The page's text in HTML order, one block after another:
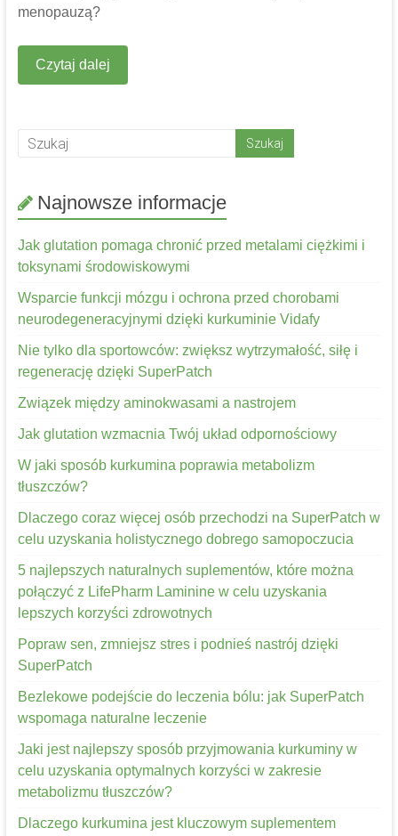
menopauzą?
Czytaj dalej
Najnowsze informacje
Jak glutation pomaga chronić przed metalami ciężkimi i
toksynami środowiskowymi
Wsparcie funkcji mózgu i ochrona przed chorobami
neurodegeneracyjnymi dzięki kurkuminie Vidafy
Nie tylko dla sportowców: zwiększ wytrzymałość, siłę i
regenerację dzięki SuperPatch
Związek między aminokwasami a nastrojem
Jak glutation wzmacnia Twój układ odpornościowy
W jaki sposób kurkumina poprawia metabolizm
tłuszczów?
Dlaczego coraz więcej osób przechodzi na SuperPatch w
celu uzyskania holistycznego dobrego samopoczucia
5 najlepszych naturalnych suplementów, które można
połączyć z LifePharm Laminine w celu uzyskania
lepszych korzyści zdrowotnych
Popraw sen, zmniejsz stres i podnieś nastrój dzięki
SuperPatch
Bezlekowe podejście do leczenia bólu: jak SuperPatch
wspomaga naturalne leczenie
Jaki jest najlepszy sposób przyjmowania kurkuminy w
celu uzyskania optymalnych korzyści w zakresie
metabolizmu tłuszczów?
Dlaczego kurkumina jest kluczowym suplementem